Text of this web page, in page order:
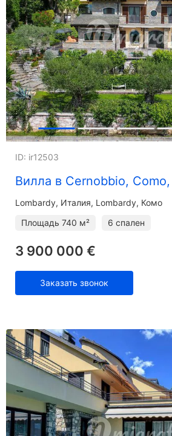
Вилла в Cernobbio,
ID: ir12503
Lombardy Италия, Lombardy, Комо
Площадь 740 м² 6 спален
3 900 000 €
Заказать звонок